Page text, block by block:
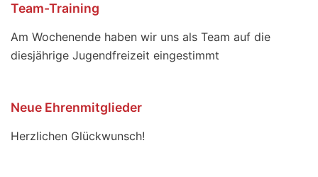
Team-Training
Am Wochenende haben wir uns als Team auf die
diesjährige Jugendfreizeit eingestimmt
Neue Ehrenmitglieder
Herzlichen Glückwunsch!